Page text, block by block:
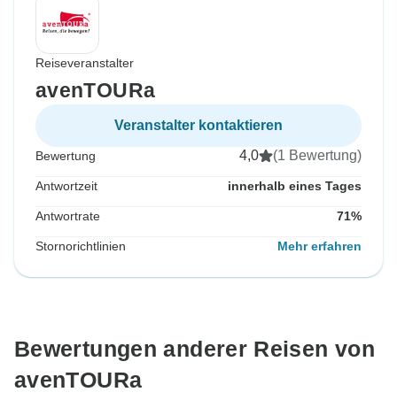
Reiseveranstalter
avenTOURa
Veranstalter kontaktieren
Bewertung 4,0 (1 Bewertung)
Antwortzeit innerhalb eines Tages
Antwortrate 71%
Stornorichtlinien Mehr erfahren
Bewertungen anderer Reisen von
avenTOURa